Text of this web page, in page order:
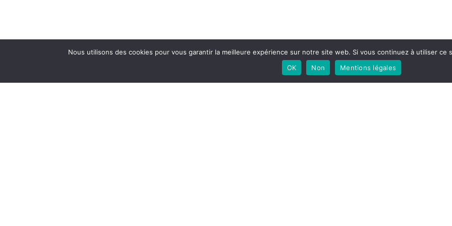
Nous utilisons des cookies pour vous garantir la meilleure expérience sur notre site web. Si vous continuez à utiliser
OK
Non Mentions légales